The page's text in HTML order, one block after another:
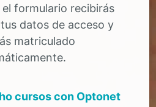
formulario recibirás
datos de acceso y
matriculado
cursos con Optonet